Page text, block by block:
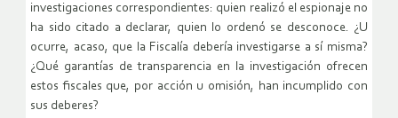
investigaciones correspondientes: quien realizó el espionaje no
ha sido citado a declarar, quien lo ordenó se desconoce. ¿U
ocurre, acaso, que la Fiscalía debería investigarse a sí misma?
¿Qué garantías de transparencia en la investigación ofrecen
estos fiscales que, por acción u omisión, han incumplido con
sus deberes?